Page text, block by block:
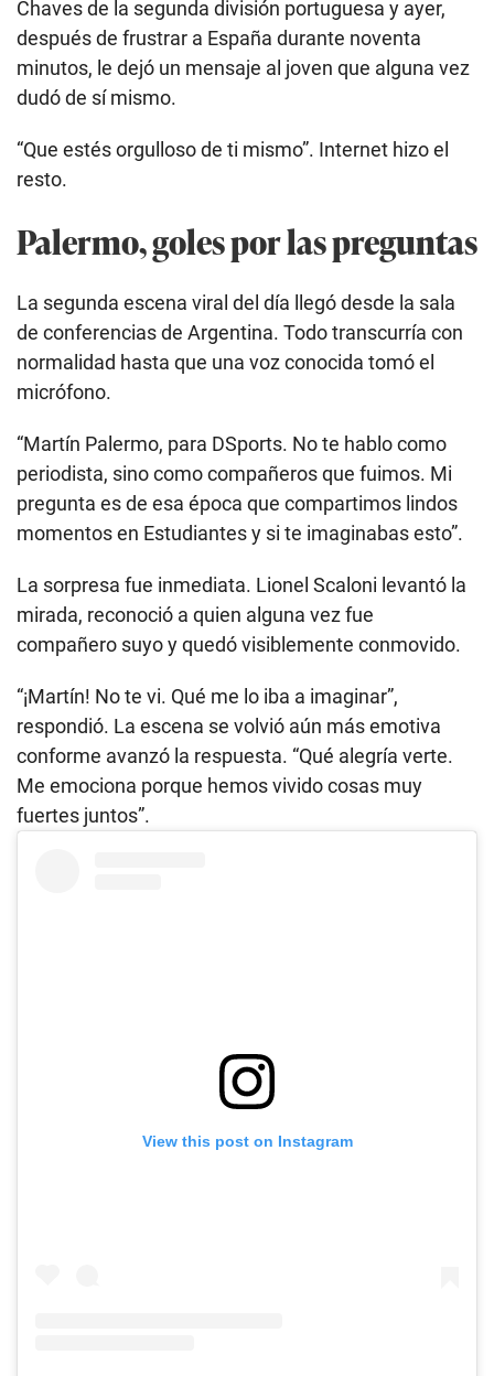
Chaves de la segunda división portuguesa y ayer,
después de frustrar a España durante noventa
minutos, le dejó un mensaje al joven que alguna vez
dudó de sí mismo.
“Que estés orgulloso de ti mismo”. Internet hizo el
resto.
Palermo, goles por las preguntas
La segunda escena viral del día llegó desde la sala
de conferencias de Argentina. Todo transcurría con
normalidad hasta que una voz conocida tomó el
micrófono.
“Martín Palermo, para DSports. No te hablo como
periodista, sino como compañeros que fuimos. Mi
pregunta es de esa época que compartimos lindos
momentos en Estudiantes y si te imaginabas esto”.
La sorpresa fue inmediata. Lionel Scaloni levantó la
mirada, reconoció a quien alguna vez fue
compañero suyo y quedó visiblemente conmovido.
“¡Martín! No te vi. Qué me lo iba a imaginar”,
respondió. La escena se volvió aún más emotiva
conforme avanzó la respuesta. “Qué alegría verte.
Me emociona porque hemos vivido cosas muy
fuertes juntos”.
View this post on Instagram